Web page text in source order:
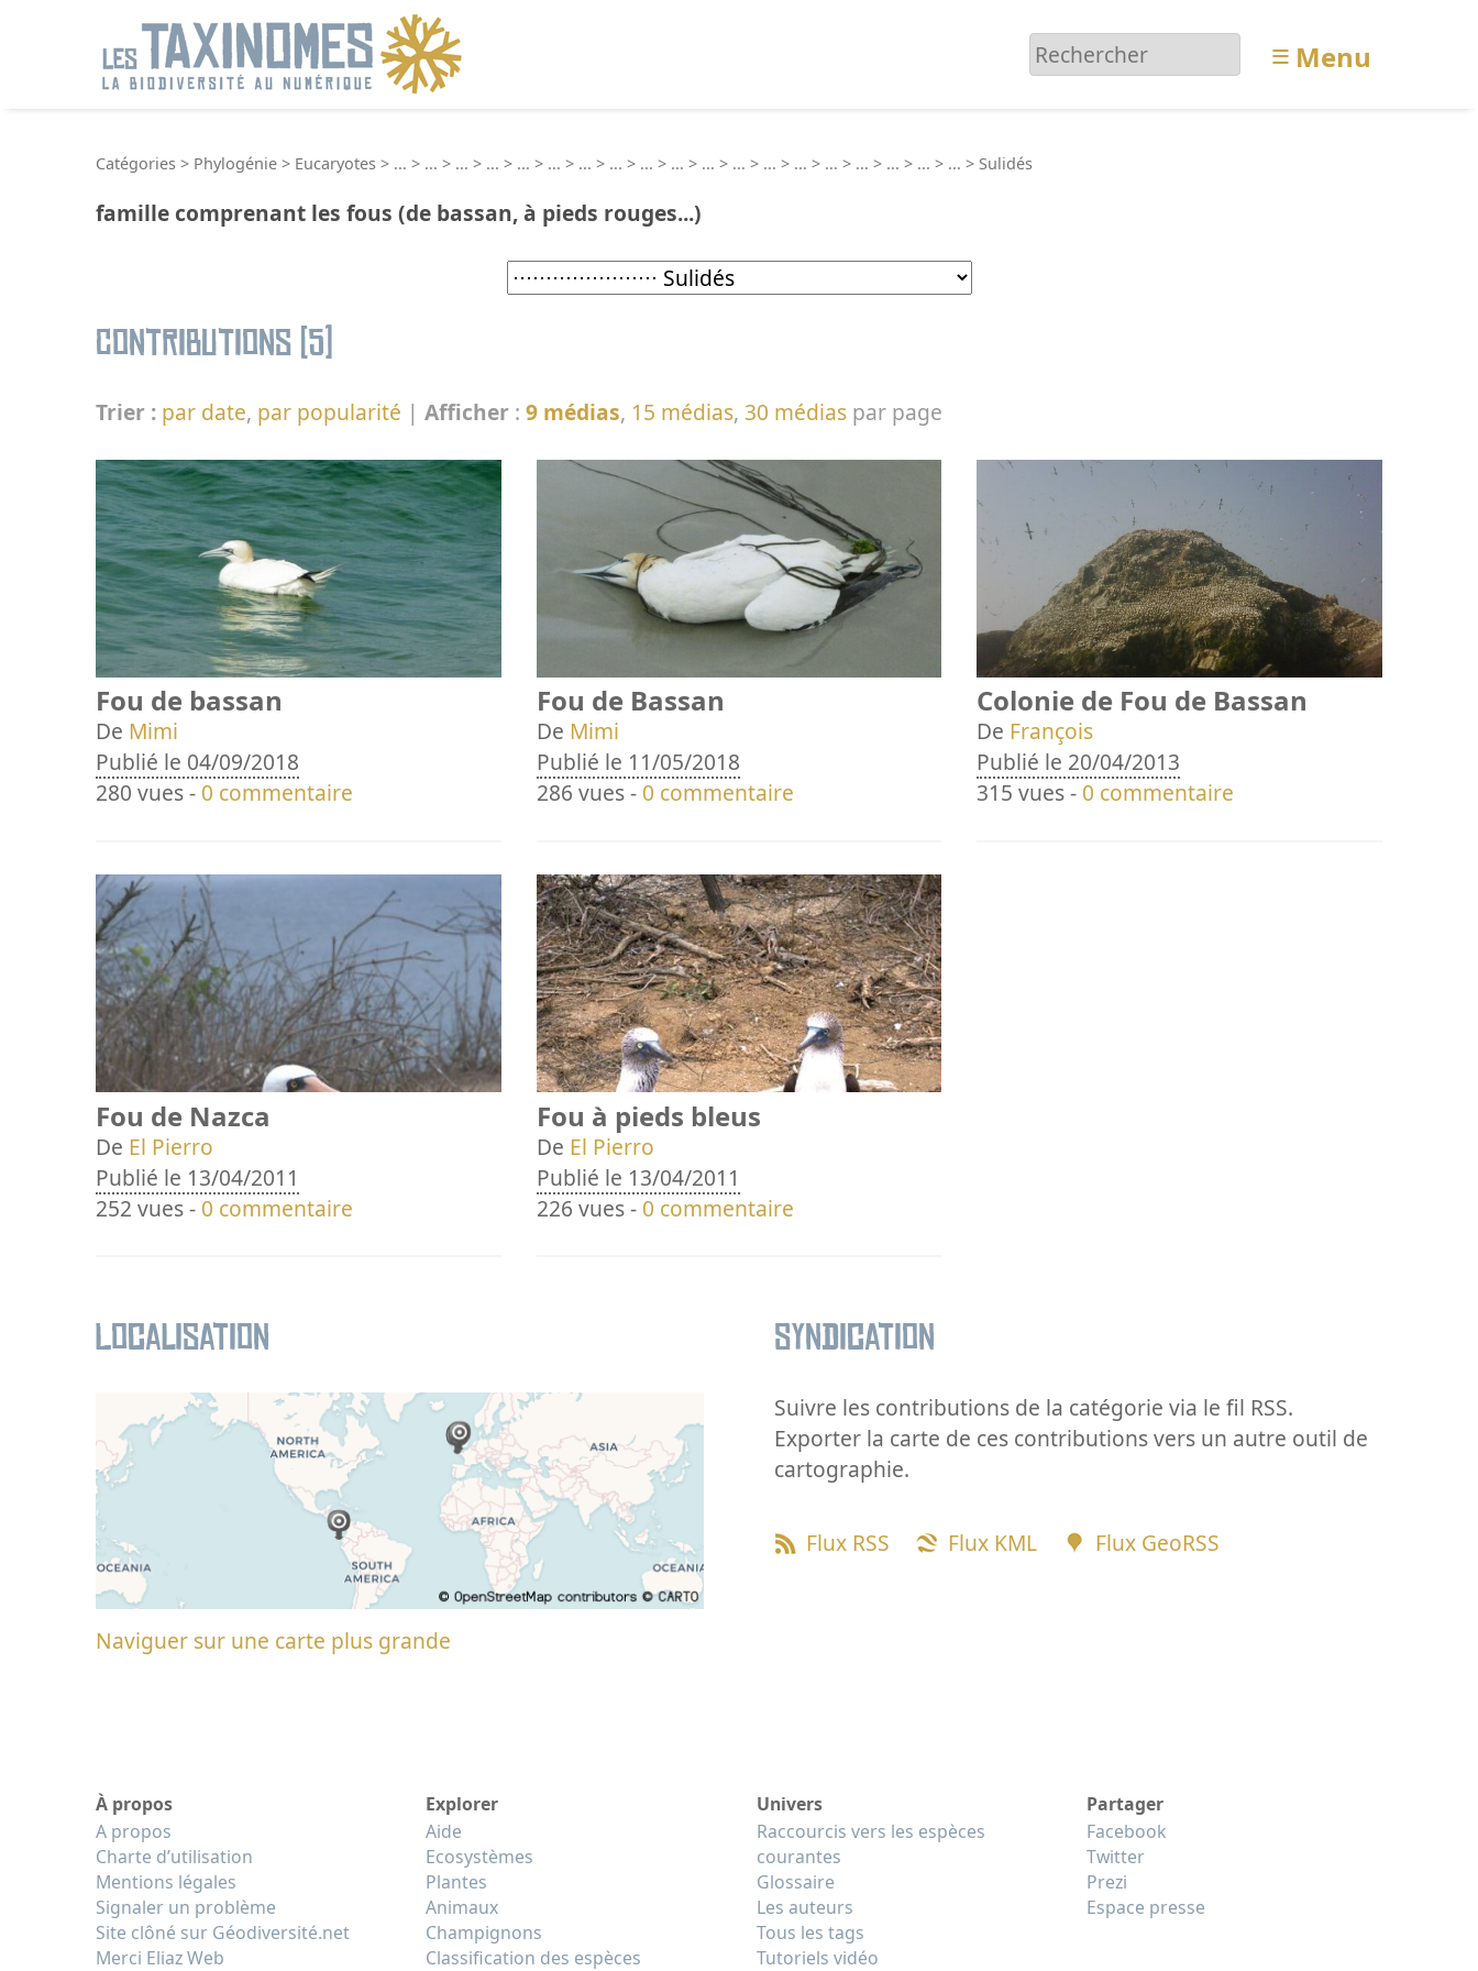
≡ Menu
Catégories > Phylogénie > Eucaryotes > ... > ... > ... > ... > ... > ... > ... > ... > ... > ... > ... > ... > ... > ... > ... > ... > ... > ... > ... > Sulidés
famille comprenant les fous (de bassan, à pieds rouges...)
Contributions (5)
Trier : par date, par popularité | Afficher : 9 médias, 15 médias, 30 médias par page
Fou de bassan
De Mimi
Publié le 04/09/2018
280 vues - 0 commentaire
Fou de Bassan
De Mimi
Publié le 11/05/2018
286 vues - 0 commentaire
Colonie de Fou de Bassan
De François
Publié le 20/04/2013
315 vues - 0 commentaire
Fou de Nazca
De El Pierro
Publié le 13/04/2011
252 vues - 0 commentaire
Fou à pieds bleus
De El Pierro
Publié le 13/04/2011
226 vues - 0 commentaire
Localisation
Naviguer sur une carte plus grande
Syndication
Suivre les contributions de la catégorie via le fil RSS.
Exporter la carte de ces contributions vers un autre outil de
cartographie.
Flux RSS Flux KML Flux GeoRSS
À propos
A propos
Charte d’utilisation
Mentions légales
Signaler un problème
Site clôné sur Géodiversité.net
Merci Eliaz Web
Explorer
Aide
Ecosystèmes
Plantes
Animaux
Champignons
Classification des espèces
Univers
Raccourcis vers les espèces
courantes
Glossaire
Les auteurs
Tous les tags
Tutoriels vidéo
Partager
Facebook
Twitter
Prezi
Espace presse